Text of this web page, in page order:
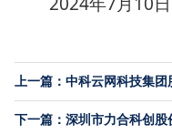
上一篇：中科云网科技集
下一篇：深圳市力合科创